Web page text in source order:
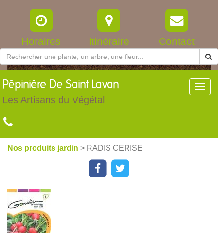
Horaires Itinéraire Contact
Pépinière De Saint Lavan
Les Artisans du Végétal
Nos produits jardin > RADIS CERISE